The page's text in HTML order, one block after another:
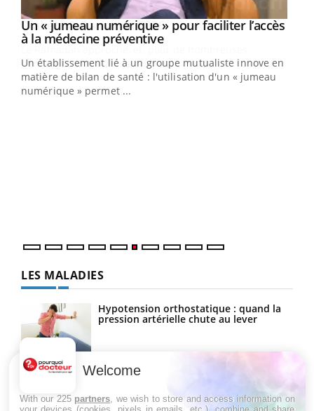
Youtube
Un « jumeau numérique » pour faciliter l’accès
à la médecine préventiveYoutube
Un établissement lié à un groupe mutualiste innove en
matière de bilan de santé : l'utilisation d'un « jumeau
numérique » permet ...
LES MALADIES
Hypotension orthostatique : quand la
pression artérielle chute au lever
Drépanocytose : une déformation des
globules rouges aux conséquences
Welcome
With our 225 partners , we wish to store and access information on
your devices (cookies, pixels in emails, etc.), combine and share